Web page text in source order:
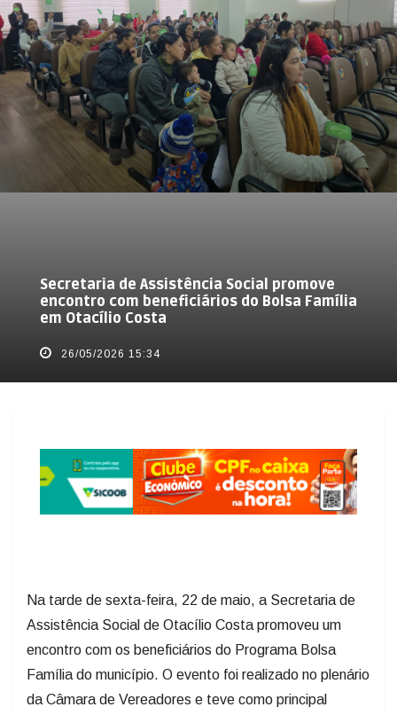
Secretaria de Assistência Social promove
encontro com beneficiários do Bolsa Família
em Otacílio Costa
26/05/2026 15:34
Na tarde de sexta-feira, 22 de maio, a Secretaria de
Assistência Social de Otacílio Costa promoveu um
encontro com os beneficiários do Programa Bolsa
Família do município. O evento foi realizado no plenário
da Câmara de Vereadores e teve como principal